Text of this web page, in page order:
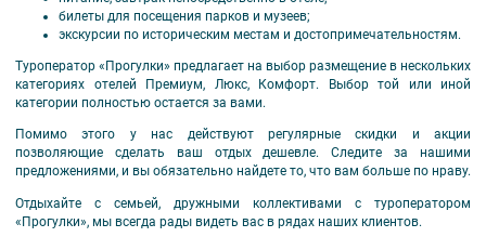
билеты для посещения парков и музеев;
экскурсии по историческим местам и достопримечательностям.
Туроператор «Прогулки» предлагает на выбор размещение в нескольких
категориях отелей Премиум, Люкс, Комфорт. Выбор той или иной
категории полностью остается за вами.
Помимо этого у нас действуют регулярные скидки и акции
позволяющие сделать ваш отдых дешевле. Следите за нашими
предложениями, и вы обязательно найдете то, что вам больше по нраву.
Отдыхайте с семьей, дружными коллективами с туроператором
«Прогулки», мы всегда рады видеть вас в рядах наших клиентов.